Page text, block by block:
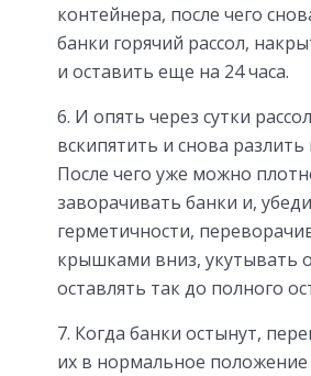
контейнера, после чего
банки горячий рассол,
и оставить еще на 24 часа.
6. И опять через сутки
вскипятить и снова
После чего уже можно
заворачивать банки и,
герметичности,
крышками вниз, укутывать
оставлять так до полного
7. Когда банки остынут,
их в нормальное